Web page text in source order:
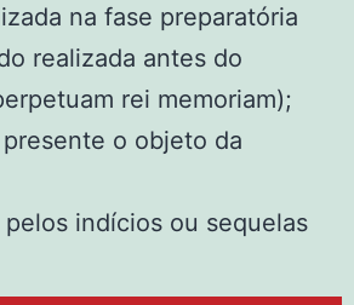
na fase preparatória
realizada antes do
rei memoriam);
o objeto da
indícios ou sequelas